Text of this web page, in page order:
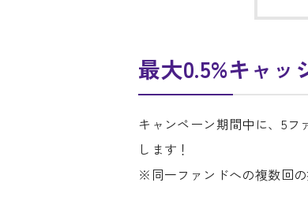
最大0.5%キャッ
キャンペーン期間中に、5フ
します！
※同一ファンドへの複数回の